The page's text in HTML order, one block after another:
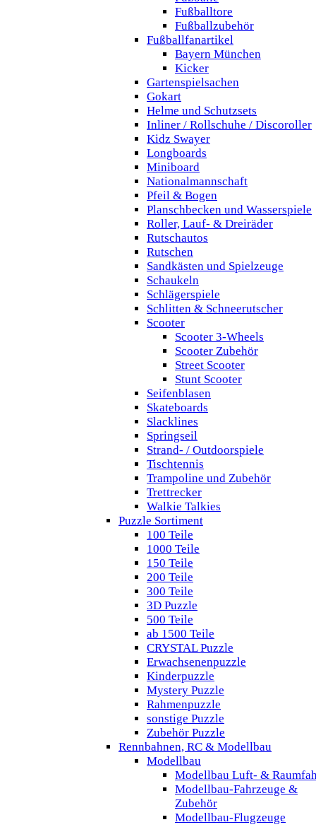
Fußballtore
Fußballzubehör
Fußballfanartikel
Bayern München
Kicker
Gartenspielsachen
Gokart
Helme und Schutzsets
Inliner / Rollschuhe / Discoroller
Kidz Swayer
Longboards
Miniboard
Nationalmannschaft
Pfeil & Bogen
Planschbecken und Wasserspiele
Roller, Lauf- & Dreiräder
Rutschautos
Rutschen
Sandkästen und Spielzeuge
Schaukeln
Schlägerspiele
Schlitten & Schneerutscher
Scooter
Scooter 3-Wheels
Scooter Zubehör
Street Scooter
Stunt Scooter
Seifenblasen
Skateboards
Slacklines
Springseil
Strand- / Outdoorspiele
Tischtennis
Trampoline und Zubehör
Trettrecker
Walkie Talkies
Puzzle Sortiment
100 Teile
1000 Teile
150 Teile
200 Teile
300 Teile
3D Puzzle
500 Teile
ab 1500 Teile
CRYSTAL Puzzle
Erwachsenenpuzzle
Kinderpuzzle
Mystery Puzzle
Rahmenpuzzle
sonstige Puzzle
Zubehör Puzzle
Rennbahnen, RC & Modellbau
Modellbau
Modellbau Luft- &
Modellbau-Fahrzeuge &
Zubehör
Modellbau-Flugzeuge